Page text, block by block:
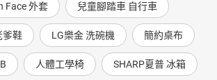
Face 外套 兒童腳踏車 自行車
爹鞋 LG樂金 洗碗機 簡約桌布
人體工學椅 SHARP夏普 冰箱